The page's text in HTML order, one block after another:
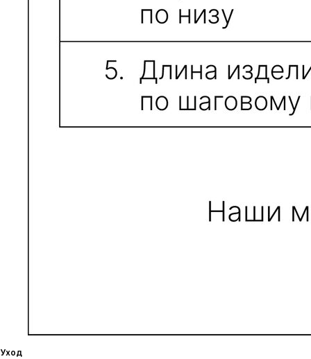
Уход